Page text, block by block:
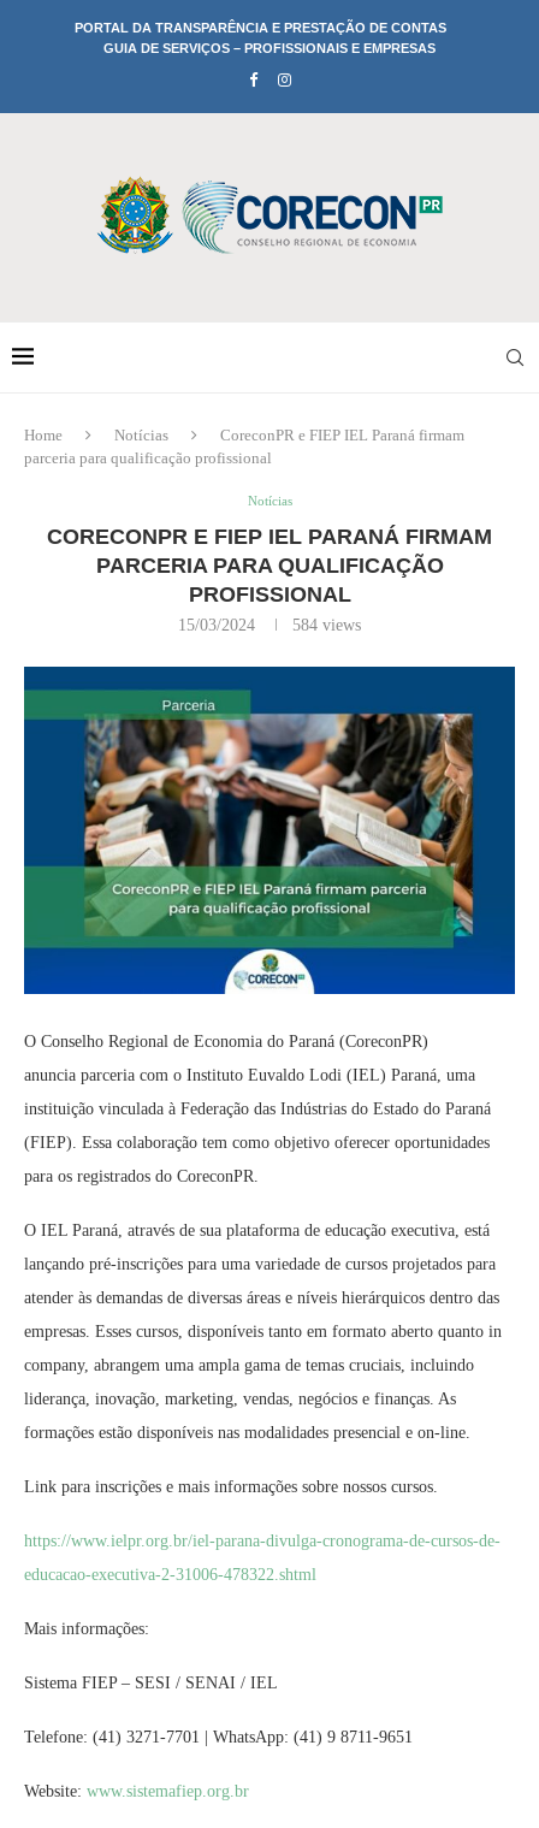
PORTAL DA TRANSPARÊNCIA E PRESTAÇÃO DE CONTAS
GUIA DE SERVIÇOS – PROFISSIONAIS E EMPRESAS
Home Notícias
CoreconPR e FIEP IEL Paraná firmam
parceria para qualificação profissional
Notícias
CORECONPR E FIEP IEL PARANÁ FIRMAM
PARCERIA PARA QUALIFICAÇÃO
PROFISSIONAL
15/03/2024 584 views
O Conselho Regional de Economia do Paraná (CoreconPR)
anuncia parceria com o Instituto Euvaldo Lodi (IEL) Paraná, uma
instituição vinculada à Federação das Indústrias do Estado do Paraná
(FIEP). Essa colaboração tem como objetivo oferecer oportunidades
para os registrados do CoreconPR.
O IEL Paraná, através de sua plataforma de educação executiva, está
lançando pré-inscrições para uma variedade de cursos projetados para
atender às demandas de diversas áreas e níveis hierárquicos dentro das
empresas. Esses cursos, disponíveis tanto em formato aberto quanto in
company, abrangem uma ampla gama de temas cruciais, incluindo
liderança, inovação, marketing, vendas, negócios e finanças. As
formações estão disponíveis nas modalidades presencial e on-line.
Link para inscrições e mais informações sobre nossos cursos.
https://www.ielpr.org.br/iel-parana-divulga-cronograma-de-cursos-de-
educacao-executiva-2-31006-478322.shtml
Mais informações:
Sistema FIEP – SESI / SENAI / IEL
Telefone: (41) 3271-7701 | WhatsApp: (41) 9 8711-9651
Website: www.sistemafiep.org.br